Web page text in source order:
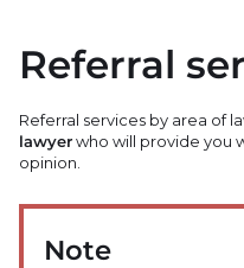
Referral
Referral services by area of
lawyerwho will provide you
opinion.
Note